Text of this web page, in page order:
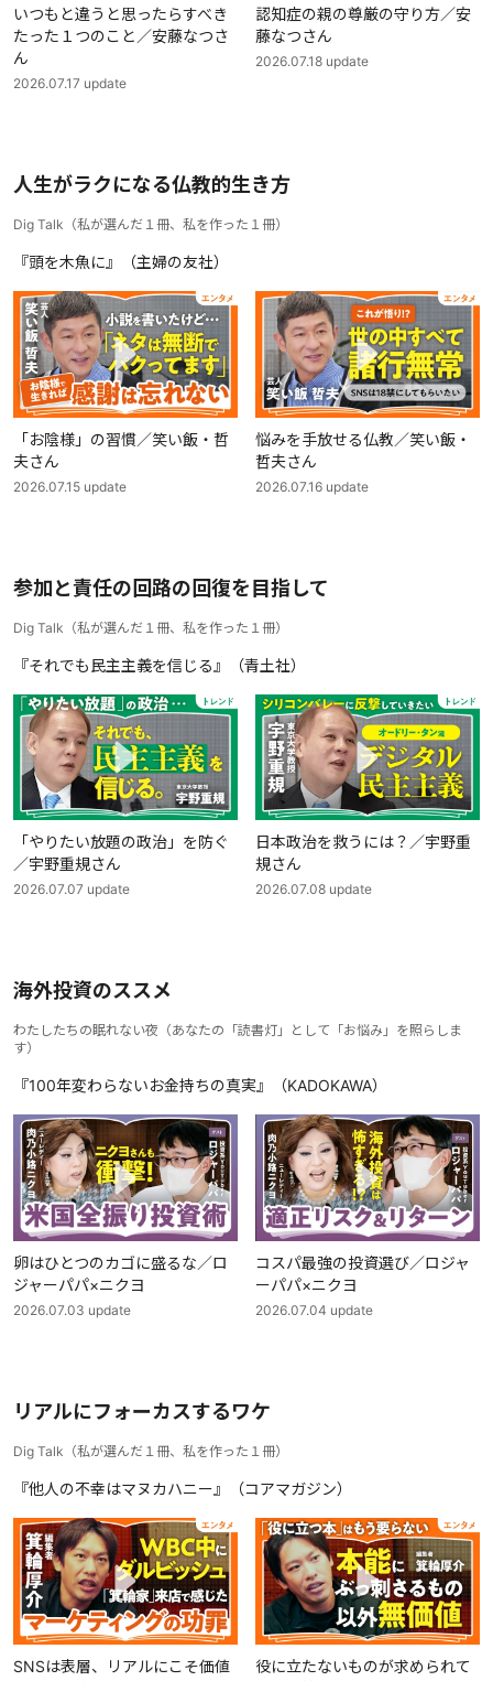
いつもと違うと思ったらすべき
たった１つのこと／安藤なつさ
ん
2026.07.17 update
認知症の親の尊厳の守り方／安
藤なつさん
2026.07.18 update
人生がラクになる仏教的生き方
Dig Talk （私が選んだ１冊、私を作った１冊）
『頭を木魚に』（主婦の友社）
「お陰様」の習慣／笑い飯・哲
夫さん
2026.07.15 update
悩みを手放せる仏教／笑い飯・
哲夫さん
2026.07.16 update
参加と責任の回路の回復を目指して
Dig Talk （私が選んだ１冊、私を作った１冊）
『それでも民主主義を信じる』（青土社）
「やりたい放題の政治」を防ぐ
／宇野重規さん
2026.07.07 update
日本政治を救うには？／宇野重
規さん
2026.07.08 update
海外投資のススメ
わたしたちの眠れない夜 （あなたの「読書灯」として「お悩み」を照らしま
す）
『100年変わらないお金持ちの真実』（KADOKAWA）
卵はひとつのカゴに盛るな／ロ
ジャーパパ×ニクヨ
2026.07.03 update
コスパ最強の投資選び／ロジャ
ーパパ×ニクヨ
2026.07.04 update
リアルにフォーカスするワケ
Dig Talk （私が選んだ１冊、私を作った１冊）
『他人の不幸はマヌカハニー』（コアマガジン）
SNSは表層、リアルにこそ価値
役に立たないものが求められて